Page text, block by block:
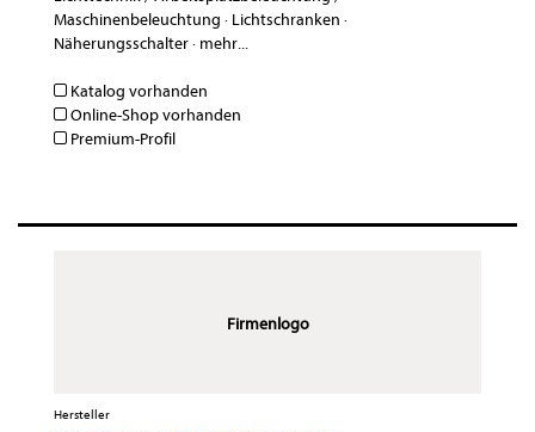
Maschinenbeleuchtung · Lichtschranken ·
Näherungsschalter· mehr...
Katalog vorhanden
Online-Shop vorhanden
Premium-Profil
Firmenlogo
Hersteller